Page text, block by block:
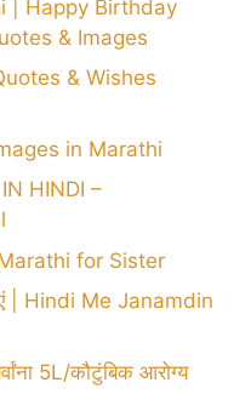
| Happy Birthday
& Images
& Wishes
in Marathi
HINDI –
for Sister
| Hindi Me Janamdin
5L/कौटुंबिक आरोग्य